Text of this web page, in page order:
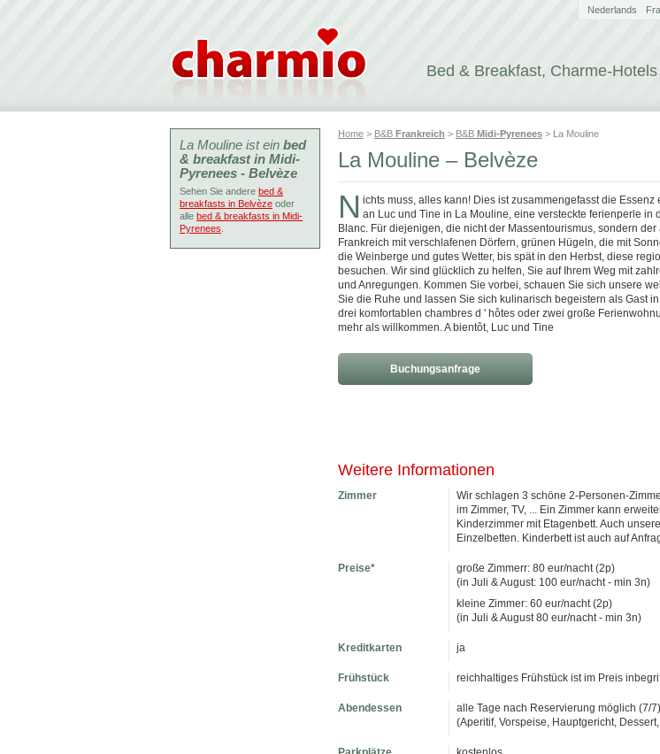
Bed & Breakfast, Charme-
Nederlands
Home > B&B Frankreich > B&B Midi-Pyrenees > La Mouline
La Mouline – Belvèze
N ichts muss, alles kann! Dies ist zusammengefasst die Essenz
an Luc und Tine in La Mouline, eine versteckte ferienperle in
Blanc. Für diejenigen, die nicht der Massentourismus, sondern der
Frankreich mit verschlafenen Dörfern, grünen Hügeln, die mit
die Weinberge und gutes Wetter, bis spät in den Herbst, diese
besuchen. Wir sind glücklich zu helfen, Sie auf Ihrem Weg mit
und Anregungen. Kommen Sie vorbei, schauen Sie sich unsere
Sie die Ruhe und lassen Sie sich kulinarisch begeistern als Gast
drei komfortablen chambres d ' hôtes oder zwei große
mehr als willkommen. A bientôt, Luc und Tine
Buchungsanfrage
Weitere Informationen
Zimmer
Wir schlagen 3 schöne 2-Personen-
im Zimmer, TV, ... Ein Zimmer kann
Kinderzimmer mit Etagenbett. Auch
Einzelbetten. Kinderbett ist auch auf
Preise*
große Zimmerr: 80 eur/nacht (2p)
(in Juli & August: 100 eur/nacht - min 3n)
kleine Zimmer: 60 eur/nacht (2p)
(in Juli & August 80 eur/nacht - min 3n)
Kreditkarten ja
Frühstück reichhaltiges Frühstück ist im Preis
Abendessen
alle Tage nach Reservierung möglich (7/7)
(Aperitif, Vorspeise, Hauptgericht,
La Mouline ist ein bed
& breakfast in Midi-
Pyrenees - Belvèze
Sehen Sie andere bed &
breakfasts in Belvèze oder
alle bed & breakfasts in Midi-
Pyrenees